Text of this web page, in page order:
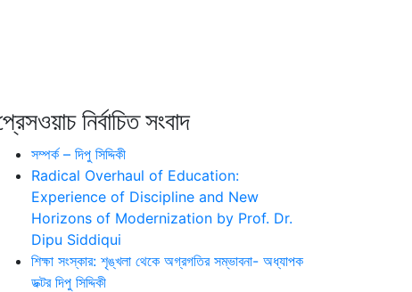
নির্বাচিত সংবাদ
সম্পর্ক – দিপু সিদ্দিকী
Radical Overhaul of Education:
Experience of Discipline and New
Horizons of Modernization by Prof. Dr.
Dipu Siddiqui
শিক্ষা সংস্কার: শৃঙ্খলা থেকে অগ্রগতির সম্ভাবনা- অধ্যাপক
ডক্টর দিপু সিদ্দিকী